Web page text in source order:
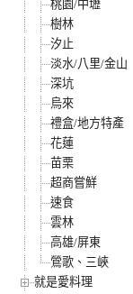
桃園/中壢
樹林
汐止
淡水/八里/金山
深坑
烏來
禮盒/地方特產
花蓮
苗栗
超商嘗鮮
速食
雲林
高雄/屏東
鶯歌、三峽
就是愛料理